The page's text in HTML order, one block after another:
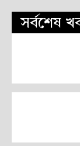
সর্বশেষ